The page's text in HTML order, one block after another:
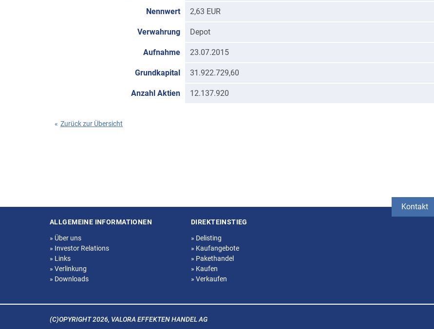
Nennwert 2,63 EUR
Verwahrung Depot
Aufnahme 23.07.2015
Grundkapital 31.922.729,60
Anzahl Aktien 12.137.920
« Zurück zur Übersicht
Kontakt
Seitenstruktur
ALLGEMEINE INFORMATIONEN
» Über uns
» Investor Relations
» Links
» Verlinkung
» Downloads
DIREKTEINSTIEG
» Delisting
» Kaufangebote
» Pakethandel
» Kaufen
» Verkaufen
(C)OPYRIGHT 2026, VALORA EFFEKTEN HANDEL AG